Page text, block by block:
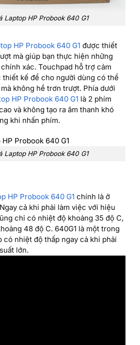
Laptop HP Probook 640 G1
HP Probook 640 G1 được thiết
mà giúp bạn thực hiện những
xác. Touchpad hỗ trợ cảm
thiết kế để cho người dùng có thể
không hề trơn trượt. Phía dưới
HP Probook 640 G1 là 2 phím
và không tạo ra âm thanh khó
khi nhấn phím.
Laptop HP Probook 640 G1
HP Probook 640 G1 chính là ở
cả khi phải làm việc với hiệu
chỉ có nhiệt độ khoảng 35 độ C,
48 độ C. 640G1 là một trong
có nhiệt độ thấp ngay cả khi phải
lớn.